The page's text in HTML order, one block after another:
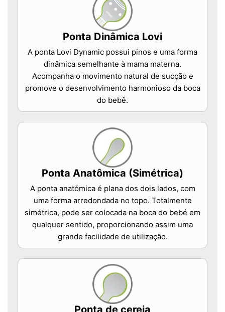
Ponta Dinâmica Lovi
A ponta Lovi Dynamic possui pinos e uma forma
dinâmica semelhante à mama materna.
Acompanha o movimento natural de sucção e
promove o desenvolvimento harmonioso da boca
do bebê.
Ponta Anatômica (Simétrica)
A ponta anatómica é plana dos dois lados, com
uma forma arredondada no topo. Totalmente
simétrica, pode ser colocada na boca do bebé em
qualquer sentido, proporcionando assim uma
grande facilidade de utilização.
Ponta de cereja